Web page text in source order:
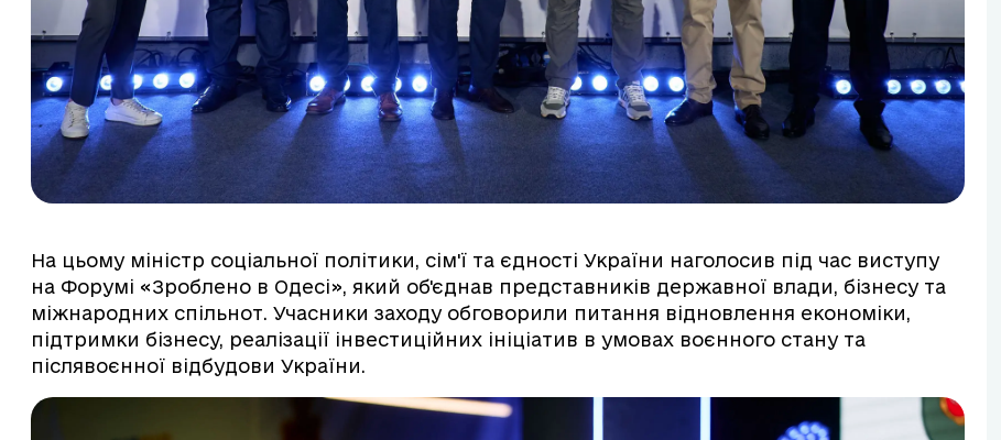
На цьому міністр соціальної політики, сім'ї та єдності України наголосив під час виступу
на Форумі «Зроблено в Одесі», який об'єднав представників державної влади, бізнесу та
міжнародних спільнот. Учасники заходу обговорили питання відновлення економіки,
підтримки бізнесу, реалізації інвестиційних ініціатив в умовах воєнного стану та
післявоєнної відбудови України.